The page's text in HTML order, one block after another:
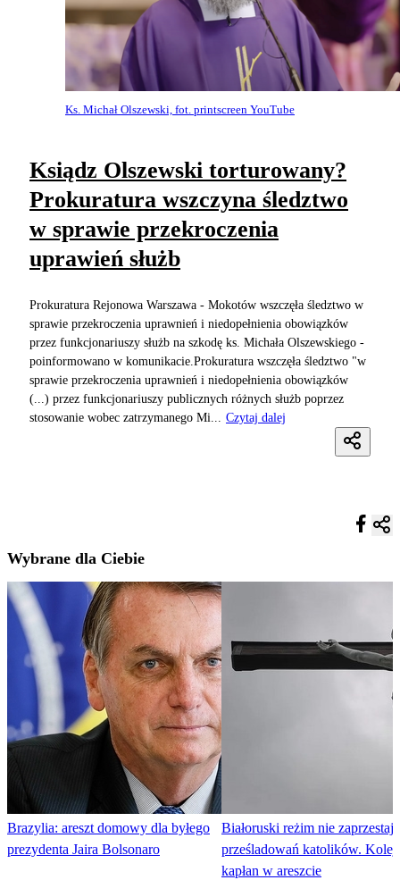
Ks. Michał Olszewski, fot. printscreen YouTube
Ksiądz Olszewski torturowany?
Prokuratura wszczyna śledztwo
w sprawie przekroczenia
uprawień służb
Prokuratura Rejonowa Warszawa - Mokotów wszczęła śledztwo w
sprawie przekroczenia uprawnień i niedopełnienia obowiązków
przez funkcjonariuszy służb na szkodę ks. Michała Olszewskiego -
poinformowano w komunikacie.Prokuratura wszczęła śledztwo "w
sprawie przekroczenia uprawnień i niedopełnienia obowiązków
(...) przez funkcjonariuszy publicznych różnych służb poprzez
stosowanie wobec zatrzymanego Mi... Czytaj dalej
Wybrane dla Ciebie
Brazylia: areszt domowy dla byłego
prezydenta Jaira Bolsonaro
Białoruski reżim nie zaprzestaje
prześladowań katolików.
kapłan w areszcie